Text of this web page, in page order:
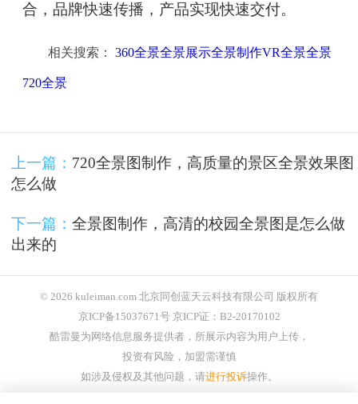
合，品牌快速传播，产品实现快速交付。
相关搜索： 360全景全景展示全景制作VR全景全景
720全景
上一篇： 720全景图制作，高质量的景区全景效果图
怎么做
下一篇： 全景图制作，高清的校园全景图是怎么做
出来的
© 2026 kuleiman.com 北京同创蓝天云科技有限公司 版权所有
京ICP备15037671号 京ICP证：B2-20170102
酷雷曼为网络信息服务提供者，所展示内容为用户上传，
投资有风险，加盟需谨慎
如涉及侵权及其他问题，请进行投诉操作。